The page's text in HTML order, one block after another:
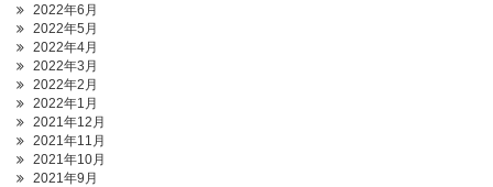
2022年6月
2022年5月
2022年4月
2022年3月
2022年2月
2022年1月
2021年12月
2021年11月
2021年10月
2021年9月